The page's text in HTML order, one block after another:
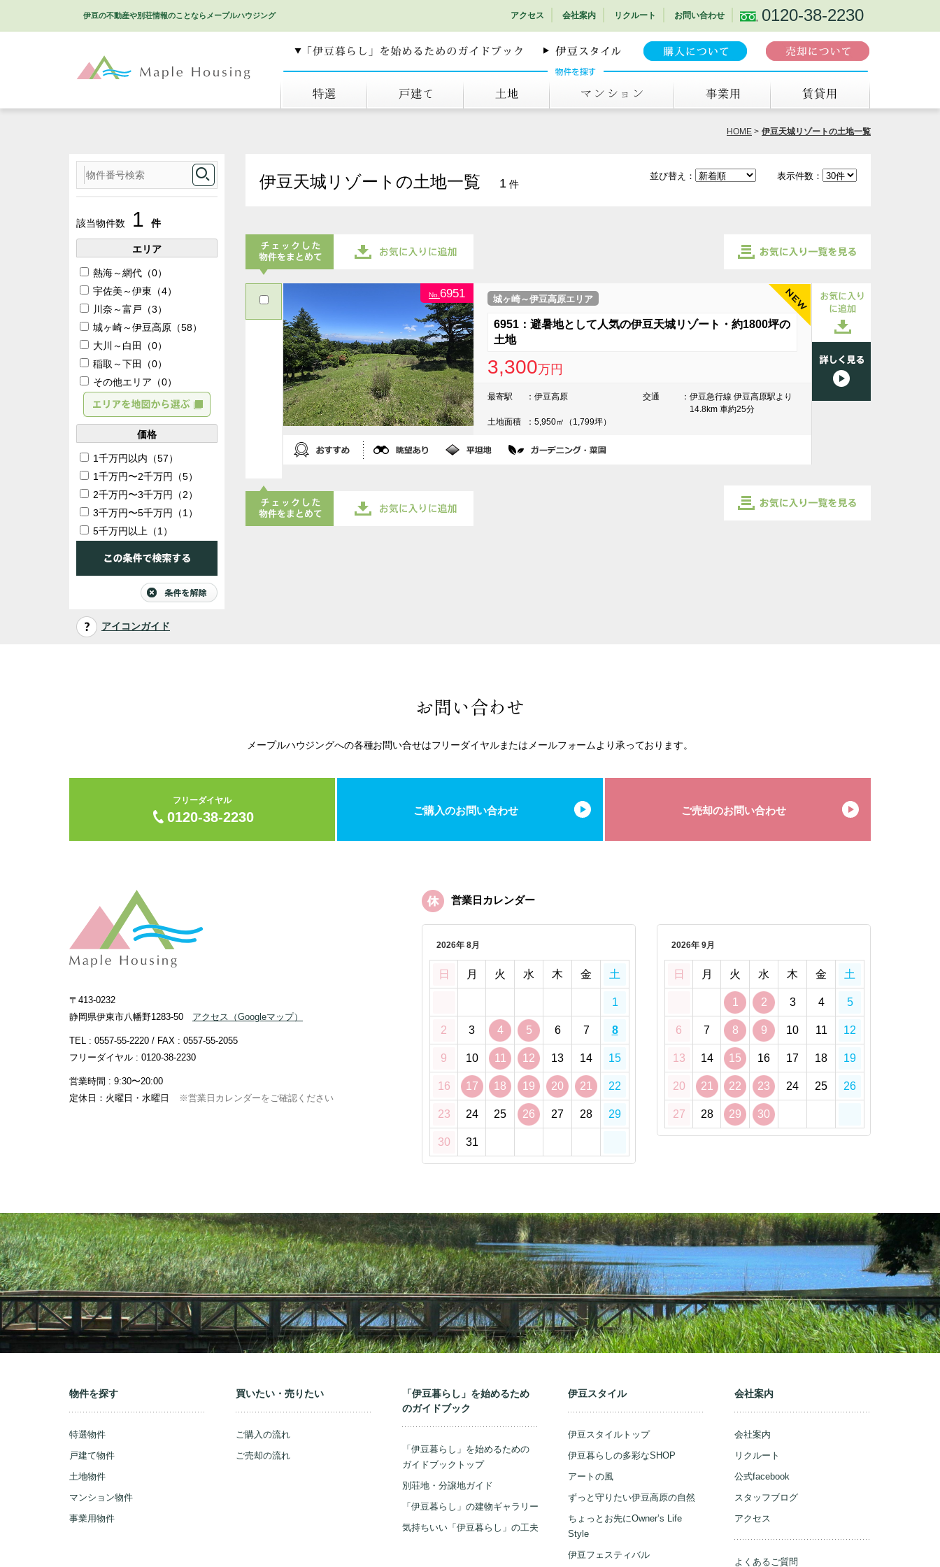
伊豆の不動産や別荘情報のことなら メープルハウジング アクセス 会社案内 リクルート お問い合わせ 0120-38-2230
HOME 伊豆天城リゾートの土地一覧
該当物件数 1 件
エリア
熱海～網代（0）
宇佐美～伊東（4）
川奈～富戸（3）
城ヶ崎～伊豆高原（58）
大川～白田（0）
稲取～下田（0）
その他エリア（0）
価格
1千万円以内（57）
1千万円〜2千万円（5）
2千万円〜3千万円（2）
3千万円〜5千万円（1）
5千万円以上（1）
アイコンガイド
伊豆天城リゾートの土地一覧 1 件
並び替え： 表示件数：
チェックした物件をまとめてお気に入りに追
No. 6951 城ヶ崎～伊豆高原エリア
6951：避暑地として人気の伊豆天城リゾート・約1800坪の
土地
3,300万円
最寄駅 伊豆高原 交通
伊豆急行線 伊豆高原駅より
14.8km 車約25分
土地面積
5,950㎡（1,799坪）
に追加
お問い合わせ
メープルハウジングへの各種お問い合せはフリーダイヤルまたはメールフォームより承っております。
フリーダイヤル
0120-38-2230 ご購入のお問い合わせ ご売却のお問い合わせ
〒413-0232
静岡県伊東市八幡野1283-50
アクセス （Googleマップ）
TEL : 0557-55-2220 / FAX : 0557-55-2055
フリーダイヤル : 0120-38-2230
営業時間 : 9:30〜20:00
定休日：火曜日・水曜日
※営業日カレンダーをご確認ください
営業日カレンダー
2026年 8月
日 月 火 水 木 金 土
1
2 3 4 5 6 7 8
9 10 11 12 13 14 15
16 17 18 19 20 21 22
23 24 25 26 27 28 29
30 31
2026年 9月
日 月 火 水 木 金 土
1 2 3 4 5
6 7 8 9 10 11 12
13 14 15 16 17 18 19
20 21 22 23 24 25 26
27 28 29 30
物件を探す
特選物件
戸建て物件
土地物件
マンション物件
事業用物件
買いたい・売りたい
ご購入の流れ
ご売却の流れ
「伊豆暮らし」を始めるため
のガイドブック
「伊豆暮らし」を始めるための
ガイドブックトップ
別荘地・分譲地ガイド
「伊豆暮らし」の建物ギャラリー
気持ちいい「伊豆暮らし」の工夫
伊豆スタイル
伊豆スタイルトップ
伊豆暮らしの多彩なSHOP
アートの風
ずっと守りたい伊豆高原の自然
ちょっとお先にOwner’s Life
Style
伊豆フェスティバル
会社案内
会社案内
リクルート
公式facebook
スタッフブログ
アクセス
よくあるご質問